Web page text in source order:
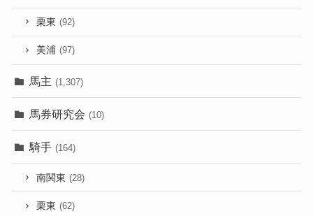
栗東 (92)
美浦 (97)
馬主 (1,307)
馬券研究会 (10)
騎手 (164)
南関東 (28)
栗東 (62)